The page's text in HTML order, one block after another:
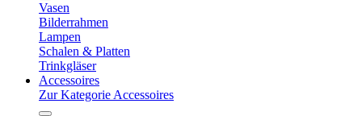
Vasen
Bilderrahmen
Lampen
Schalen & Platten
Trinkgläser
Accessoires
Zur Kategorie Accessoires